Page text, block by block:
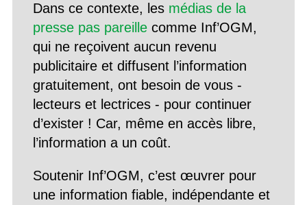
Dans ce contexte, les médias de la
presse pas pareillecomme Inf’OGM,
qui ne reçoivent aucun revenu
publicitaire et diffusent l’information
gratuitement, ont besoin de vous -
lecteurs et lectrices - pour continuer
d’exister ! Car, même en accès libre,
l’information a un coût.
Soutenir Inf’OGM, c’est œuvrer pour
une information fiable, indépendante et